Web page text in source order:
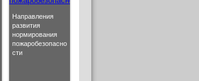
Направления
развития
нормирования
пожаробезопасно
сти